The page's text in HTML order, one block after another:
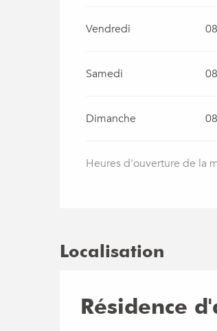
Vendredi
Samedi
Dimanche
Heures d'ouverture de la
Localisation
Résidence